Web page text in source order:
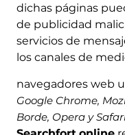
dichas páginas
de publicidad
servicios de
los canales de
navegadores web
Google Chrome,
Borde, Opera y